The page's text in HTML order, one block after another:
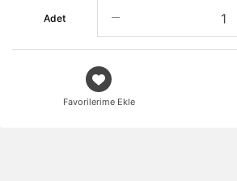
Adet
Favorilerime Ekle